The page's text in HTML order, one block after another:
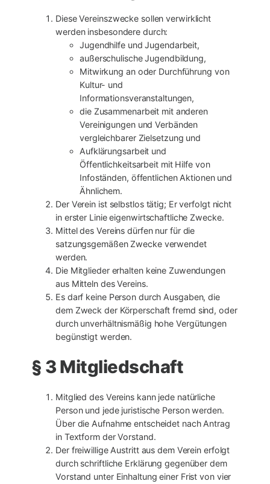
Diese Vereinszwecke sollen verwirklicht
werden insbesondere durch:
Jugendhilfe und Jugendarbeit,
außerschulische Jugendbildung,
Mitwirkung an oder Durchführung von
Kultur- und
Informationsveranstaltungen,
die Zusammenarbeit mit anderen
Vereinigungen und Verbänden
vergleichbarer Zielsetzung und
Aufklärungsarbeit und
Öffentlichkeitsarbeit mit Hilfe von
Infoständen, öffentlichen Aktionen und
Ähnlichem.
Der Verein ist selbstlos tätig; Er verfolgt nicht
in erster Linie eigenwirtschaftliche Zwecke.
Mittel des Vereins dürfen nur für die
satzungsgemäßen Zwecke verwendet
werden.
Die Mitglieder erhalten keine Zuwendungen
aus Mitteln des Vereins.
Es darf keine Person durch Ausgaben, die
dem Zweck der Körperschaft fremd sind, oder
durch unverhältnismäßig hohe Vergütungen
begünstigt werden.
§ 3 Mitgliedschaft
Mitglied des Vereins kann jede natürliche
Person und jede juristische Person werden.
Über die Aufnahme entscheidet nach Antrag
in Textform der Vorstand.
Der freiwillige Austritt aus dem Verein erfolgt
durch schriftliche Erklärung gegenüber dem
Vorstand unter Einhaltung einer Frist von vier